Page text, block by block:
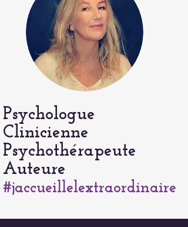
Psychologue
Clinicienne
Psychothérapeute
Auteure
#jaccueillelextraordinaire